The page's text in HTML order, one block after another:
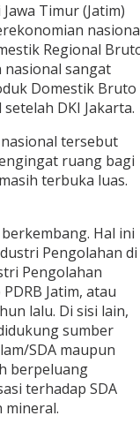
Timur (Jatim)
Regional
nasional sangat
Domestik Bruto
DKI Jakarta.
tersebut
ruang bagi
terbuka luas.
Hal ini
Pengolahan di
Pengolahan
Jatim, atau
lalu. Di sisi lain,
sumber
SDA maupun
berpeluang
terhadap SDA
mineral.